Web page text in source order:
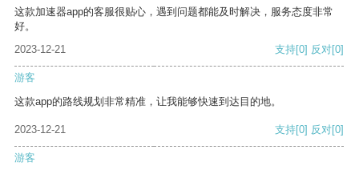
这款加速器app的客服很贴心，遇到问题都能及时解决，服务态度非常
好。
2023-12-21
支持[0] 反对[0]
游客
这款app的路线规划非常精准，让我能够快速到达目的地。
2023-12-21 支持[0] 反对[0]
游客